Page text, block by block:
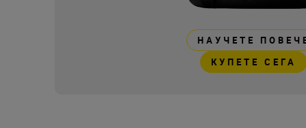
НАУЧЕТЕ
КУПЕТЕ СЕГА